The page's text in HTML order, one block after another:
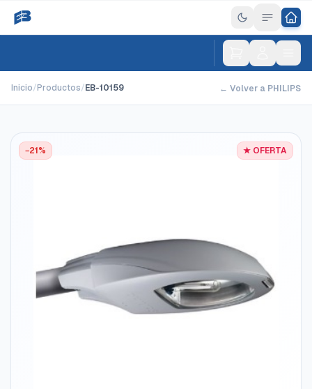
Inicio/Productos/EB-10159 ← Volver a PHILIPS
★ OFERTA
−21%